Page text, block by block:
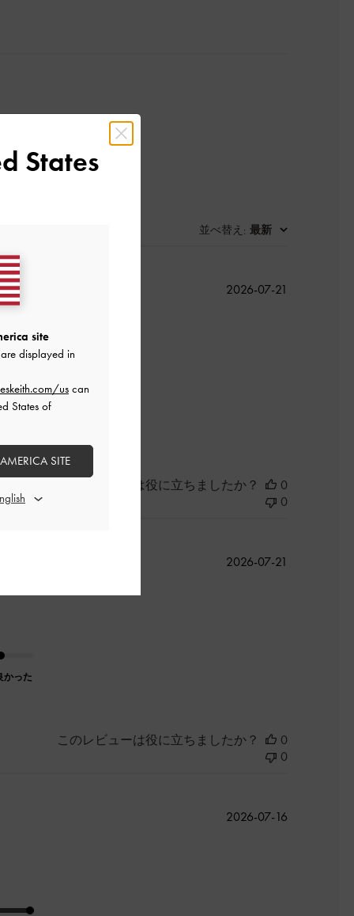
並べ替え : 最新
2026-07-21
このレビューは役に立ちましたか？
0
0
かった
2026-07-21
このレビューは役に立ちましたか？
0
0
公
2026-07-16
States
site
displayed in
uscan
States of
SITE